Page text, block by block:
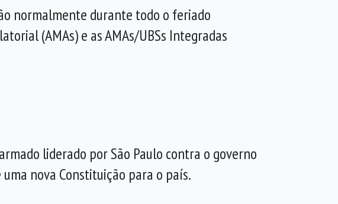
normalmente durante todo o feriado
(AMAs) e as AMAs/UBSs Integradas
liderado por São Paulo contra o governo
nova Constituição para o país.